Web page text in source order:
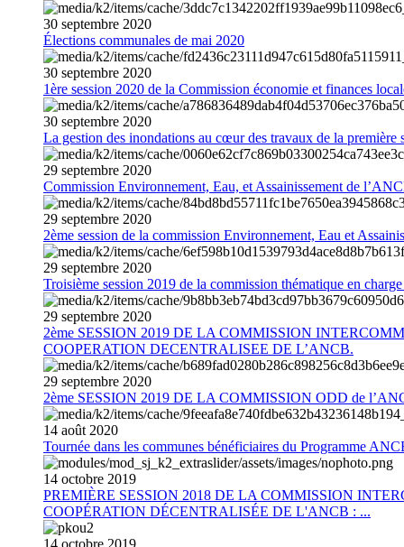
30 septembre 2020
Élections communales de mai 2020
30 septembre 2020
1ère session 2020 de la Commission économie et finances
30 septembre 2020
La gestion des inondations au cœur des travaux de la première
29 septembre 2020
Commission Environnement, Eau, et Assainissement de
29 septembre 2020
2ème session de la commission Environnement, Eau et
29 septembre 2020
Troisième session 2019 de la commission thématique en
29 septembre 2020
2ème SESSION 2019 DE LA COMMISSION
COOPERATION DECENTRALISEE DE L’ANCB.
29 septembre 2020
2ème SESSION 2019 DE LA COMMISSION ODD de
14 août 2020
Tournée dans les communes bénéficiaires du Programme
14 octobre 2019
PREMIÈRE SESSION 2018 DE LA COMMISSION
COOPÉRATION DÉCENTRALISÉE DE L'ANCB : ...
14 octobre 2019